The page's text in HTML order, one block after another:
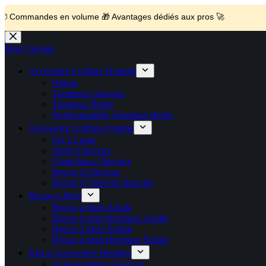
en volume 🎁 Avantages dédiés aux pros 🚀
🚚 Livraison Gratuite en Europe Expédition en 48h 📦 Pensé
🔥 Déjà adopté par les pros 👉 Passez en Espace Pro B2B 📦
Passer
au
Mon Compte
Accessoire Coiffure Homme
Peigne
Tondeuse Cheveux
Tondeuse Barbe
Professionnelle Tondeuse Barbe
Accessoire Coiffure Femme
Fer à Lisser
Seche Cheveux
Chouchous Cheveux
Brosse à Cheveux
Brosse à Cheveux Bouclés
Brosse à Dent
Brosse à Dent Adulte
Brosse à dent électrique Adulte
Brosse à Dent Enfant
Brosse à dent électrique Enfant
Kits et accessoires Dentaire